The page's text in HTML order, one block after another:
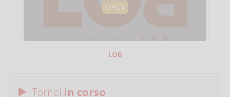
OPEN
LOB
Tornei in corso